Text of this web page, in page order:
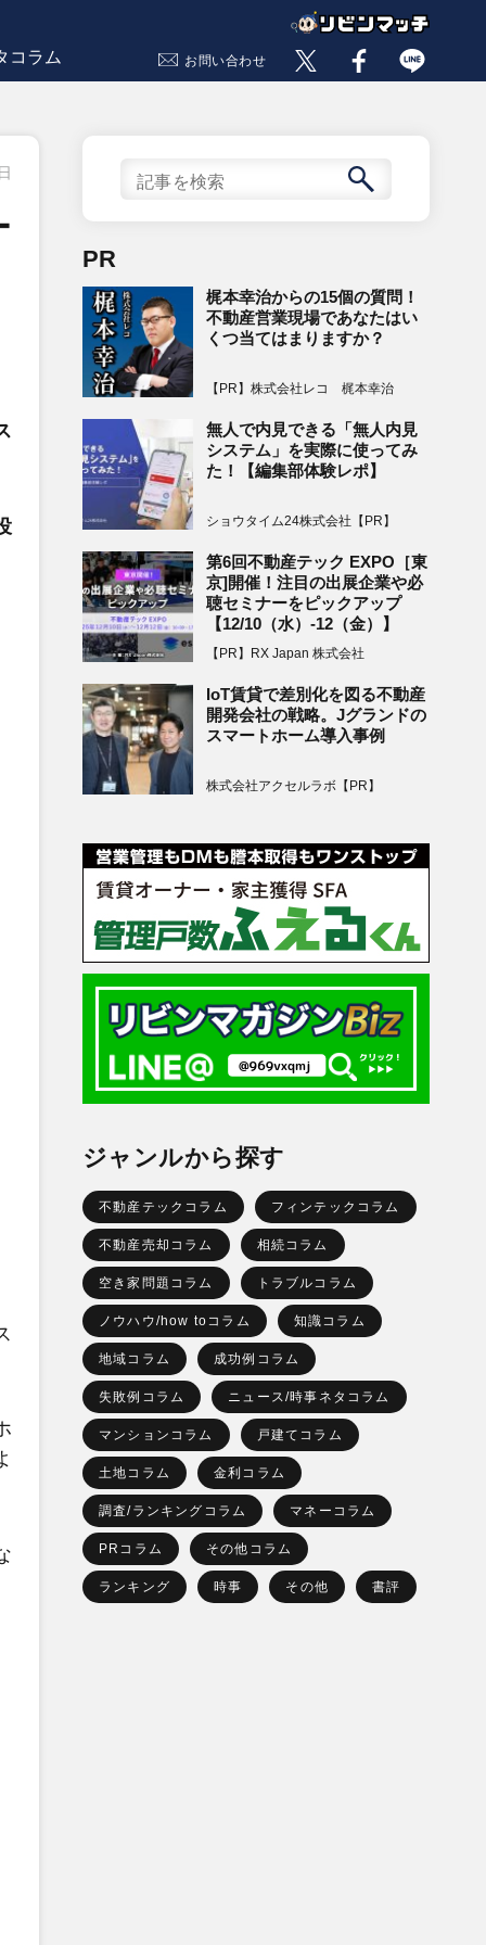
コラム お問い合わせ
PR
梶本幸治からの15個の質問！
不動産営業現場であなたはい
くつ当てはまりますか？
【PR】株式会社レコ 梶本幸治
無人で内見できる「無人内見
システム」を実際に使ってみ
た！【編集部体験レポ】
ショウタイム24株式会社【PR】
第6回不動産テック EXPO［東
京]開催！注目の出展企業や必
聴セミナーをピックアップ
【12/10（水）-12（金）】
【PR】RX Japan 株式会社
IoT賃貸で差別化を図る不動産
開発会社の戦略。Jグランドの
スマートホーム導入事例
株式会社アクセルラボ【PR】
ジャンルから探す
不動産テックコラム フィンテックコラム
不動産売却コラム 相続コラム
空き家問題コラム トラブルコラム
ノウハウ/how toコラム 知識コラム
地域コラム 成功例コラム
失敗例コラム ニュース/時事ネタコラム
マンションコラム 戸建てコラム
土地コラム 金利コラム
調査/ランキングコラム マネーコラム
PRコラム その他コラム
ランキング 時事 その他 書評